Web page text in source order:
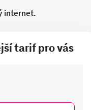
internet.
tarif pro vás